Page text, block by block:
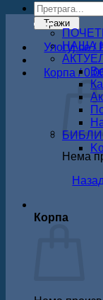
Products
search
Тражи
Улогуј се /
Корпа /
Нема
Корпа
НАША